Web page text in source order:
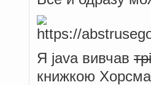
Я java вивчав
книжкою